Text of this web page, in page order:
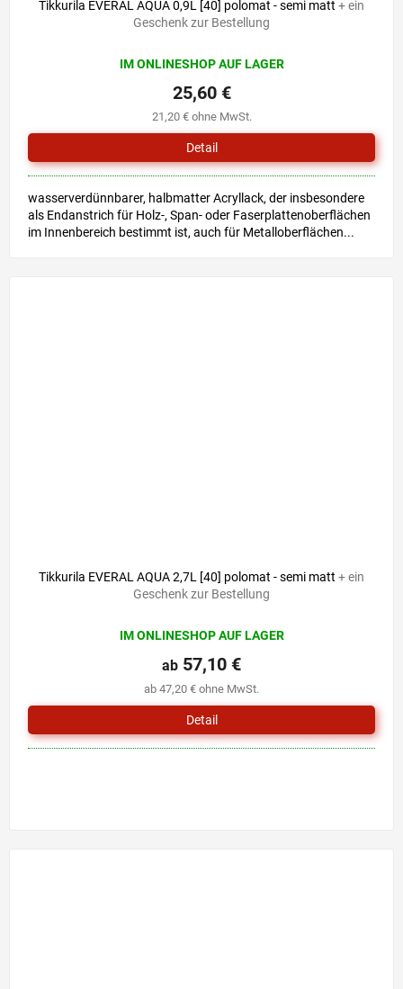
Tikkurila EVERAL AQUA 0,9L [40] polomat - semi matt + ein
Geschenk zur Bestellung
IM ONLINESHOP AUF LAGER
21,20 € ohne MwSt.
25,60 €
Detail
wasserverdünnbarer, halbmatter Acryllack, der insbesondere
als Endanstrich für Holz-, Span- oder Faserplattenoberflächen
im Innenbereich bestimmt ist, auch für Metalloberflächen...
Tikkurila EVERAL AQUA 2,7L [40] polomat - semi matt + ein
Geschenk zur Bestellung
IM ONLINESHOP AUF LAGER
ab 47,20 € ohne MwSt.
ab 57,10 €
Detail